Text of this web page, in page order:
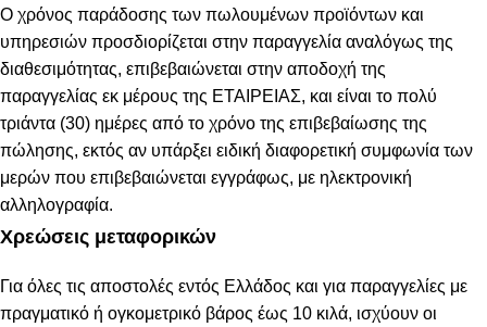
Ο χρόνος παράδοσης των πωλουμένων προϊόντων και
υπηρεσιών προσδιορίζεται στην παραγγελία αναλόγως της
διαθεσιμότητας, επιβεβαιώνεται στην αποδοχή της
παραγγελίας εκ μέρους της ΕΤΑΙΡΕΙΑΣ, και είναι το πολύ
τριάντα (30) ημέρες από το χρόνο της επιβεβαίωσης της
πώλησης, εκτός αν υπάρξει ειδική διαφορετική συμφωνία των
μερών που επιβεβαιώνεται εγγράφως, με ηλεκτρονική
αλληλογραφία.
Χρεώσεις μεταφορικών
Για όλες τις αποστολές εντός Ελλάδος και για παραγγελίες με
πραγματικό ή ογκομετρικό βάρος έως 10 κιλά, ισχύουν οι